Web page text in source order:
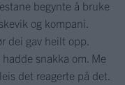
begynte å bruke
og kompani.
dei gav heilt opp.
snakka om. Me
det reagerte på det.